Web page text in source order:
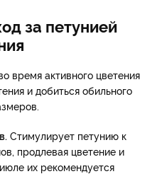
за петунией
время активного цветения
и добиться обильного
Стимулирует петунию к
продлевая цветение и
их рекомендуется